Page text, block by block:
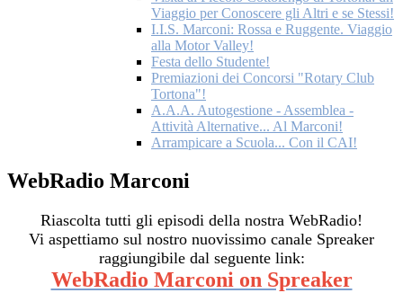
Viaggio per Conoscere gli Altri e se Stessi!
I.I.S. Marconi: Rossa e Ruggente. Viaggio
alla Motor Valley!
Festa dello Studente!
Premiazioni dei Concorsi "Rotary Club
Tortona"!
A.A.A. Autogestione - Assemblea -
Attività Alternative... Al Marconi!
Arrampicare a Scuola... Con il CAI!
WebRadio Marconi
Riascolta tutti gli episodi della nostra WebRadio!
Vi aspettiamo sul nostro nuovissimo canale Spreaker
raggiungibile dal seguente link:
WebRadio Marconi on Spreaker